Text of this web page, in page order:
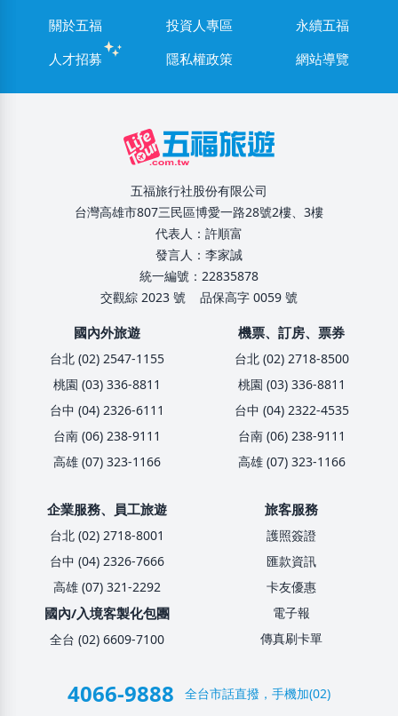
關於五福 投資人專區
永續五福
人才招募
隱私權政策 網站導覽
五福旅行社股份有限公司
台灣高雄市807三民區博愛一路28號2樓、3樓
代表人：許順富
發言人：李家誠
統一編號：22835878
交觀綜 2023 號
品保高字 0059 號
國內外旅遊
台北 (02) 2547-1155
桃園 (03) 336-8811
台中 (04) 2326-6111
台南 (06) 238-9111
高雄 (07) 323-1166
機票、訂房、票券
台北 (02) 2718-8500
桃園 (03) 336-8811
台中 (04) 2322-4535
台南 (06) 238-9111
高雄 (07) 323-1166
企業服務、員工旅遊
台北 (02) 2718-8001
台中 (04) 2326-7666
高雄 (07) 321-2292
國內/入境客製化包團
全台 (02) 6609-7100
旅客服務
護照簽證
匯款資訊
卡友優惠
電子報
傳真刷卡單
4066-9888 全台市話直撥，手機加(02)